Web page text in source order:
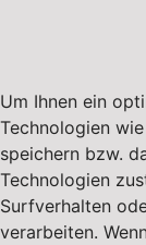
Um Ihnen ein
Technologien
speichern bzw.
Technologien
Surfverhalten
verarbeiten.